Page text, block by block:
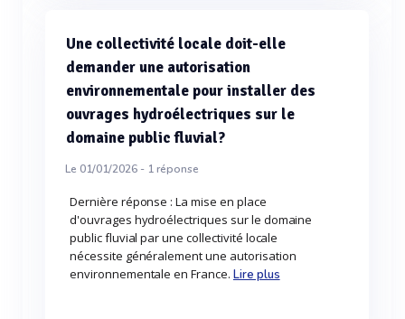
Une collectivité locale doit-elle
demander une autorisation
environnementale pour installer des
ouvrages hydroélectriques sur le
domaine public fluvial?
Le 01/01/2026 - 1réponse
Dernière réponse : La mise en place
d'ouvrages hydroélectriques sur le domaine
public fluvial par une collectivité locale
nécessite généralement une autorisation
environnementale en France. Lire plus